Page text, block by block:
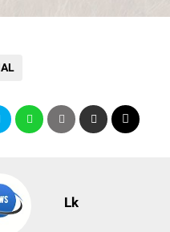
Lk